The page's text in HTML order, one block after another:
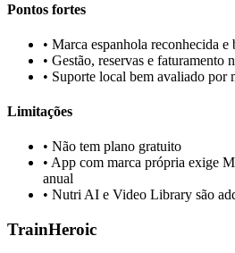
Pontos fortes
• Marca espanhola reconhecida
• Gestão, reservas e faturamento
• Suporte local bem avaliado por
Limitações
• Não tem plano gratuito
• App com marca própria exige
anual
• Nutri AI e Video Library são
TrainHeroic